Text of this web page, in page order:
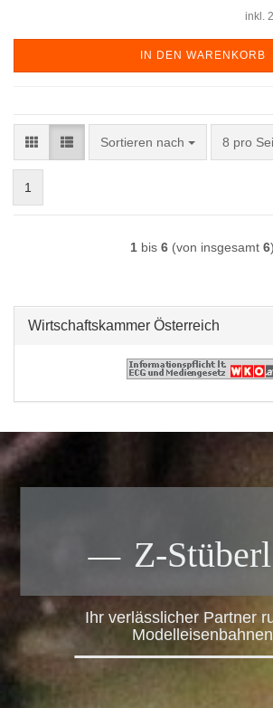
inkl.
IN DEN WARENKORB
Sortieren nach
Sortieren nach 8 pro
pro Seite
1
1 bis 6 (von insgesamt 6)
Wirtschaftskammer Österreich
Z-Stüberl
Ihr verlässlicher Partner
Modelleisenbahnen